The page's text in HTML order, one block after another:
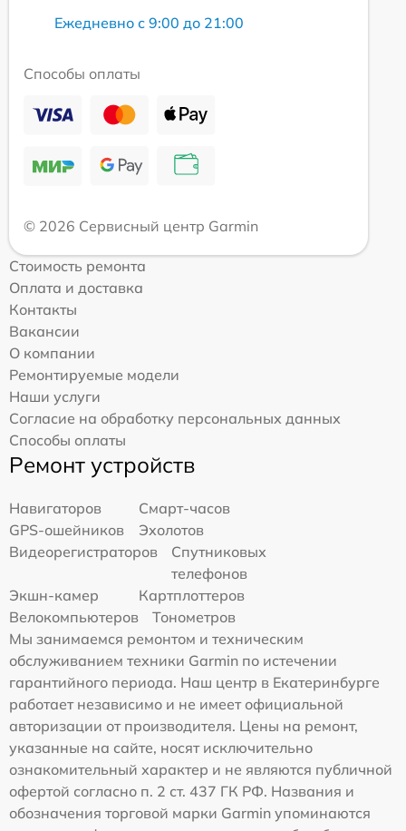
Ежедневно с 9:00 до 21:00
Способы оплаты
© 2026 Сервисный центр Garmin
Стоимость ремонта
Оплата и доставка
Контакты
Вакансии
О компании
Ремонтируемые модели
Наши услуги
Согласие на обработку персональных данных
Способы оплаты
Ремонт устройств
Навигаторов
Смарт-часов
GPS-ошейников
Эхолотов
Видеорегистраторов
Спутниковых
телефонов
Экшн-камер
Картплоттеров
Велокомпьютеров
Тонометров
Мы занимаемся ремонтом и техническим
обслуживанием техники Garmin по истечении
гарантийного периода. Наш центр в Екатеринбурге
работает независимо и не имеет официальной
авторизации от производителя. Цены на ремонт,
указанные на сайте, носят исключительно
ознакомительный характер и не являются публичной
офертой согласно п. 2 ст. 437 ГК РФ. Названия и
обозначения торговой марки Garmin упоминаются